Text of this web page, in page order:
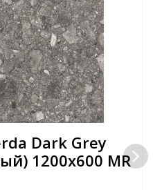
Dark Grey
1200х600 MR